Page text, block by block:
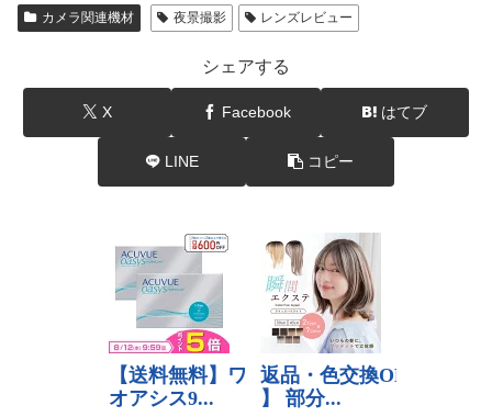
カメラ関連機材 夜景撮影 レンズレビュー
シェアする
X Facebook はてブ
LINE コピー